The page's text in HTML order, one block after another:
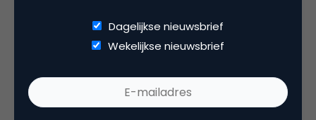
Gerelateerde artikelen
Marketingfacts Zomercheck –
Durk Bosma
Dagelijkse nieuwsbrief
Wekelijkse nieuwsbrief